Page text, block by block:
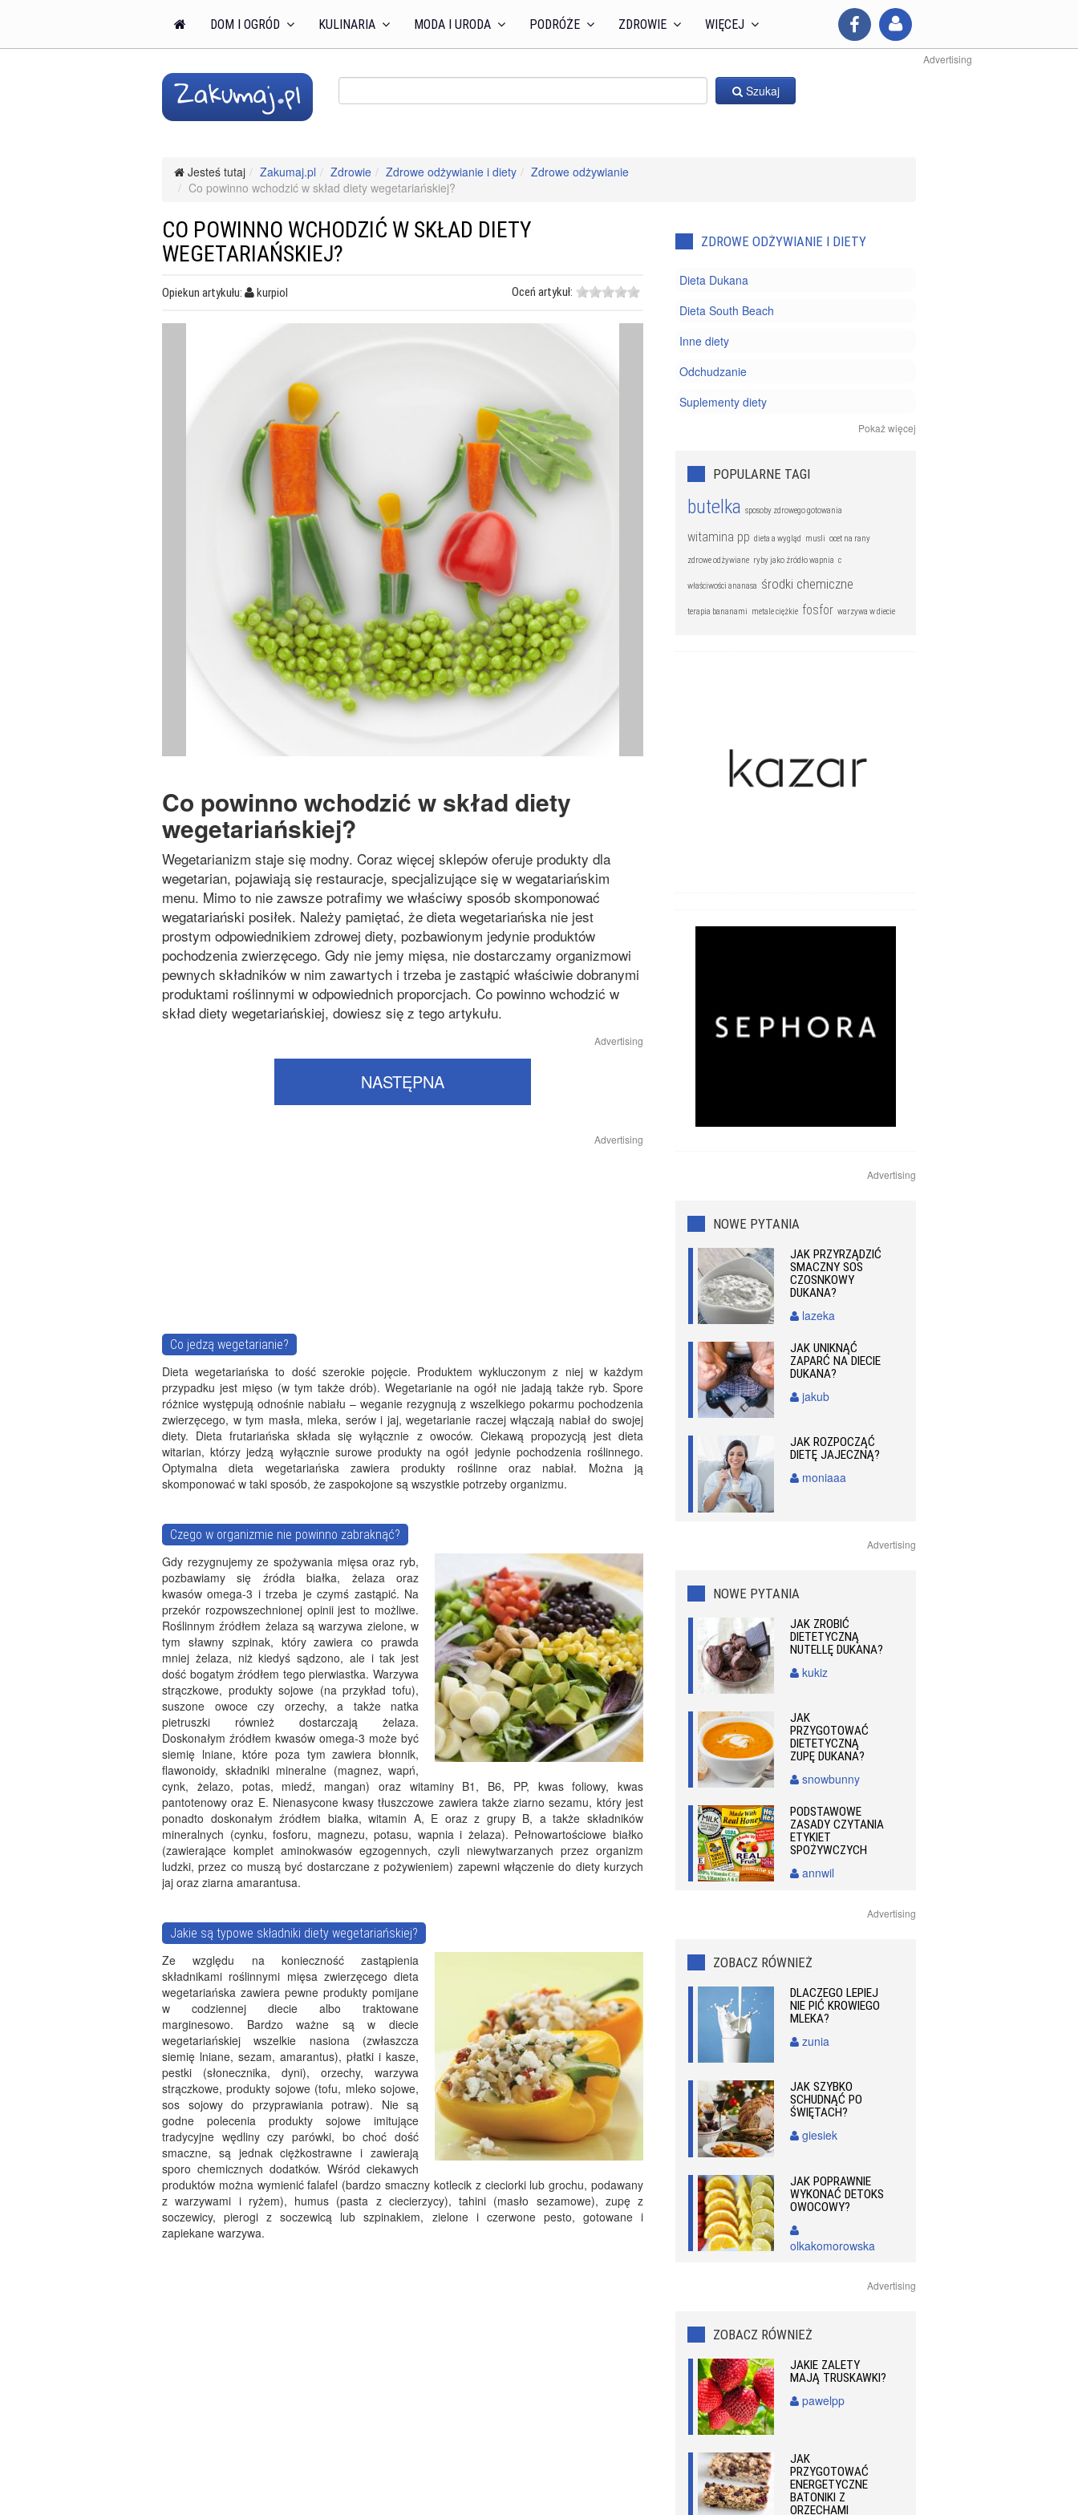
DOM I OGRÓD KULINARIA MODA I URODA PODRÓŻE ZDROWIE WIĘCEJ
Advertising
Szukaj
Jesteś tutaj Zakumaj.pl Zdrowie Zdrowe odżywianie i diety
Zdrowe odżywianie
Co powinno wchodzić w skład diety wegetariańskiej?
CO POWINNO WCHODZIĆ W SKŁAD DIETY
WEGETARIAŃSKIEJ?
Opiekun artykułu: kurpiol Oceń artykuł:
Co powinno wchodzić w skład diety
wegetariańskiej?
Wegetarianizm staje się modny. Coraz więcej sklepów oferuje produkty dla
wegetarian, pojawiają się restauracje, specjalizujące się w wegatariańskim
menu. Mimo to nie zawsze potrafimy we właściwy sposób skomponować
wegatariański posiłek. Należy pamiętać, że dieta wegetariańska nie jest
prostym odpowiednikiem zdrowej diety, pozbawionym jedynie produktów
pochodzenia zwierzęcego. Gdy nie jemy mięsa, nie dostarczamy organizmowi
pewnych składników w nim zawartych i trzeba je zastąpić właściwie dobranymi
produktami roślinnymi w odpowiednich proporcjach. Co powinno wchodzić w
skład diety wegetariańskiej, dowiesz się z tego artykułu.
Advertising
NASTĘPNA
Advertising
Co jedzą wegetarianie?
Dieta wegetariańska to dość szerokie pojęcie. Produktem wykluczonym z niej w każdym
przypadku jest mięso (w tym także drób). Wegetarianie na ogół nie jadają także ryb. Spore
różnice występują odnośnie nabiału – weganie rezygnują z wszelkiego pokarmu pochodzenia
zwierzęcego, w tym masła, mleka, serów i jaj, wegetarianie raczej włączają nabiał do swojej
diety. Dieta frutariańska składa się wyłącznie z owoców. Ciekawą propozycją jest dieta
witarian, którzy jedzą wyłącznie surowe produkty na ogół jedynie pochodzenia roślinnego.
Optymalna dieta wegetariańska zawiera produkty roślinne oraz nabiał. Można ją
skomponować w taki sposób, że zaspokojone są wszystkie potrzeby organizmu.
Czego w organizmie nie powinno zabraknąć?
Gdy rezygnujemy ze spożywania mięsa oraz ryb,
pozbawiamy się źródła białka, żelaza oraz
kwasów omega-3 i trzeba je czymś zastąpić. Na
przekór rozpowszechnionej opinii jest to możliwe.
Roślinnym źródłem żelaza są warzywa zielone, w
tym sławny szpinak, który zawiera co prawda
mniej żelaza, niż kiedyś sądzono, ale i tak jest
dość bogatym źródłem tego pierwiastka. Warzywa
strączkowe, produkty sojowe (na przykład tofu),
suszone owoce czy orzechy, a także natka
pietruszki również dostarczają żelaza.
Doskonałym źródłem kwasów omega-3 może być
siemię lniane, które poza tym zawiera błonnik,
flawonoidy, składniki mineralne (magnez, wapń,
cynk, żelazo, potas, miedź, mangan) oraz witaminy B1, B6, PP, kwas foliowy, kwas
pantotenowy oraz E. Nienasycone kwasy tłuszczowe zawiera także ziarno sezamu, który jest
ponadto doskonałym źródłem białka, witamin A, E oraz z grupy B, a także składników
mineralnych (cynku, fosforu, magnezu, potasu, wapnia i żelaza). Pełnowartościowe białko
(zawierające komplet aminokwasów egzogennych, czyli niewytwarzanych przez organizm
ludzki, przez co muszą być dostarczane z pożywieniem) zapewni włączenie do diety kurzych
jaj oraz ziarna amarantusa.
Jakie są typowe składniki diety wegetariańskiej?
Ze względu na konieczność zastąpienia
składnikami roślinnymi mięsa zwierzęcego dieta
wegetariańska zawiera pewne produkty pomijane
w codziennej diecie albo traktowane
marginesowo. Bardzo ważne są w diecie
wegetariańskiej wszelkie nasiona (zwłaszcza
siemię lniane, sezam, amarantus), płatki i kasze,
pestki (słonecznika, dyni), orzechy, warzywa
strączkowe, produkty sojowe (tofu, mleko sojowe,
sos sojowy do przyprawiania potraw). Nie są
godne polecenia produkty sojowe imitujące
tradycyjne wędliny czy parówki, bo choć dość
smaczne, są jednak ciężkostrawne i zawierają
sporo chemicznych dodatków. Wśród ciekawych
produktów można wymienić falafel (bardzo smaczny kotlecik z cieciorki lub grochu, podawany
z warzywami i ryżem), humus (pasta z ciecierzycy), tahini (masło sezamowe), zupę z
soczewicy, pierogi z soczewicą lub szpinakiem, zielone i czerwone pesto, gotowane i
zapiekane warzywa.
ZDROWE ODŻYWIANIE I DIETY
Dieta Dukana
Dieta South Beach
Inne diety
Odchudzanie
Suplementy diety
Zdrowe odżywianie
Pokaż więcej
POPULARNE TAGI
butelka sposoby zdrowego gotowania
witamina pp dieta a wygląd musli ocet na rany
zdrowe odżywiane ryby jako źródło wapnia c
właściwości ananasa środki chemiczne
terapia bananami metale ciężkie fosfor warzywa w diecie
Advertising
NOWE PYTANIA
JAK PRZYRZĄDZIĆ
SMACZNY SOS
CZOSNKOWY
DUKANA?
lazeka
JAK UNIKNĄĆ
ZAPARĆ NA DIECIE
DUKANA?
jakub
JAK ROZPOCZĄĆ
DIETĘ JAJECZNĄ?
moniaaa
Advertising
NOWE PYTANIA
JAK ZROBIĆ
DIETETYCZNĄ
NUTELLĘ DUKANA?
kukiz
JAK
PRZYGOTOWAĆ
DIETETYCZNĄ
ZUPĘ DUKANA?
snowbunny
PODSTAWOWE
ZASADY CZYTANIA
ETYKIET
SPOŻYWCZYCH
annwil
Advertising
ZOBACZ RÓWNIEŻ
DLACZEGO LEPIEJ
NIE PIĆ KROWIEGO
MLEKA?
zunia
JAK SZYBKO
SCHUDNĄĆ PO
ŚWIĘTACH?
giesiek
JAK POPRAWNIE
WYKONAĆ DETOKS
OWOCOWY?
olkakomorowska
Advertising
ZOBACZ RÓWNIEŻ
JAKIE ZALETY
MAJĄ TRUSKAWKI?
pawelpp
JAK
PRZYGOTOWAĆ
ENERGETYCZNE
BATONIKI Z
ORZECHAMI